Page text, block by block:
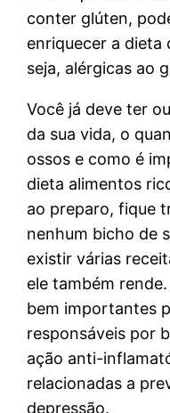
conter glúten,
enriquecer a dieta
seja, alérgicas ao
Você já deve ter
da sua vida, o
ossos e como é
dieta alimentos
ao preparo, fique
nenhum bicho de
existir várias
ele também
bem importantes
responsáveis por
ação anti-
relacionadas a
depressão.